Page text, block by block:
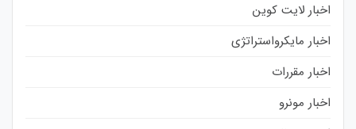
اخبار لایت کوین
اخبار مایکرواستراتژی
اخبار مقررات
اخبار مونرو